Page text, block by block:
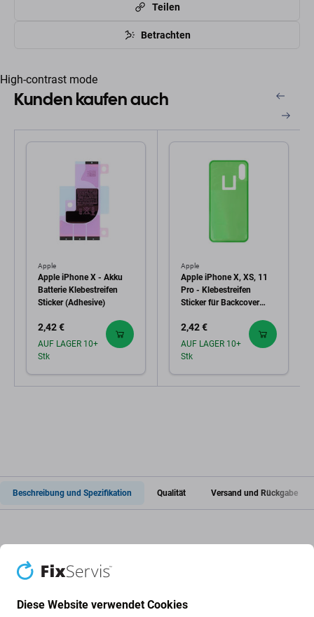
Teilen
Betrachten
High-contrast mode
Kunden kaufen auch
Apple
Apple iPhone X - Akku
Batterie Klebestreifen
Sticker (Adhesive)
2,42 €
AUF LAGER 10+
Stk
Apple
Apple iPhone X, XS, 11
Pro - Klebestreifen
Sticker für Backcover
2,42 €
AUF LAGER 10+
Stk
Beschreibung und Spezifikation Qualität Versand und Rückgabe
Kleber unter dem LCD-Display für
Apple iPhone X
Diese Website verwendet Cookies